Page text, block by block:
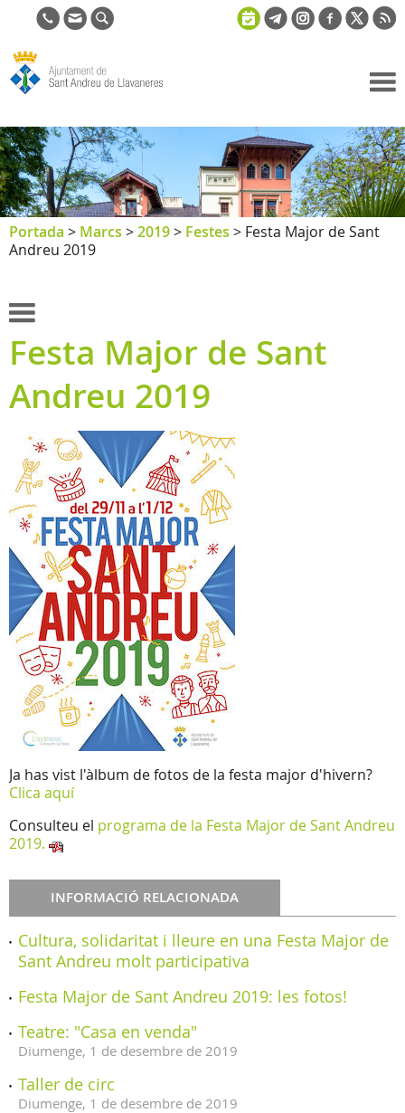
de Sant
Andreu de
Llavaneres
Portada > Marcs >2019> Festes > Festa Major de Sant
Andreu 2019
Festa Major de Sant
Andreu 2019
Ja has vist l'àlbum de fotos de la festa major d'hivern?
Clica aquí
Consulteu el programa de la Festa Major de Sant Andreu
2019.
INFORMACIÓ RELACIONADA
Cultura, solidaritat i lleure en una Festa Major de
Sant Andreu molt participativa
Festa Major de Sant Andreu 2019: les fotos!
Teatre: "Casa en venda"
Diumenge, 1 de desembre de 2019
Taller de circ
Diumenge, 1 de desembre de 2019